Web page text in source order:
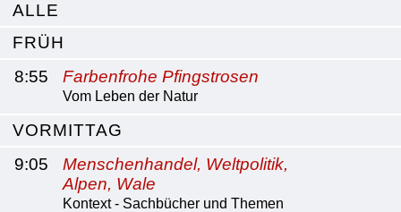
ALLE
FRÜH
8:55
Farbenfrohe Pfingstrosen
Vom Leben der Natur
VORMITTAG
9:05
Menschenhandel, Weltpolitik,
Alpen, Wale
Kontext - Sachbücher und Themen